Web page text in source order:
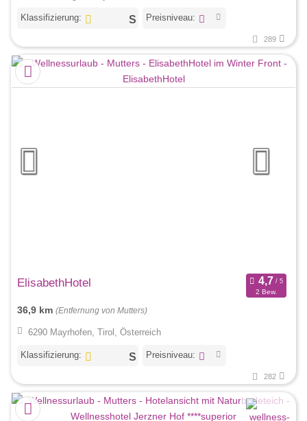
Klassifizierung: Preisniveau:
289
ElisabethHotel
2 Bew.
36,9 km (Entfernung von Mutters)
6290 Mayrhofen, Tirol, Österreich
Klassifizierung: Preisniveau:
282